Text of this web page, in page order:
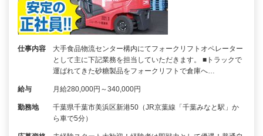
仕事内容
大手食品物流センター構内にてフォークリフトオペレーター
として主に下記業務を担当していただきます。 ■トラックで
運ばれてきた砂糖製品をフォークリフトで倉庫へ…
給与 月給280,000円～340,000円
勤務地
千葉県千葉市美浜区新港50（JR京葉線「千葉みなと駅」か
ら車で5分）